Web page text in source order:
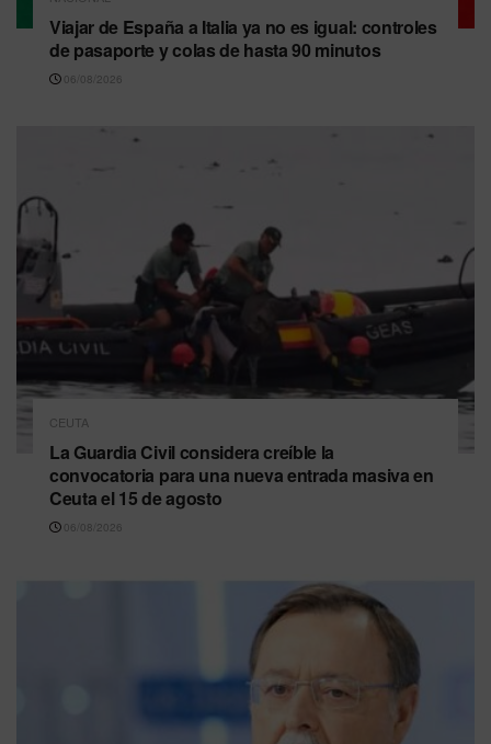
Viajar de España a Italia ya no es igual: controles
de pasaporte y colas de hasta 90 minutos
06/08/2026
CEUTA
La Guardia Civil considera creíble la
convocatoria para una nueva entrada masiva en
Ceuta el 15 de agosto
06/08/2026